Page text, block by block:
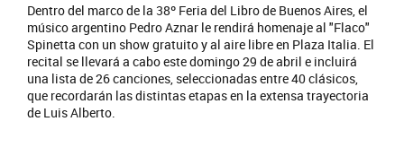
Dentro del marco de la 38º Feria del Libro de Buenos Aires, el
músico argentino Pedro Aznar le rendirá homenaje al "Flaco"
Spinetta con un show gratuito y al aire libre en Plaza Italia. El
recital se llevará a cabo este domingo 29 de abril e incluirá
una lista de 26 canciones, seleccionadas entre 40 clásicos,
que recordarán las distintas etapas en la extensa trayectoria
de Luis Alberto.